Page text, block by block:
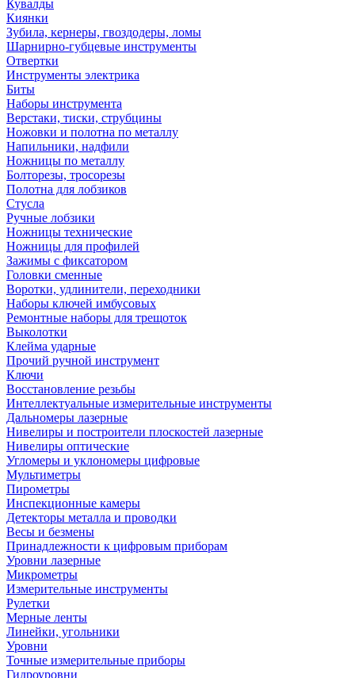
Кувалды
Киянки
Зубила, кернеры, гвоздодеры, ломы
Шарнирно-губцевые инструменты
Отвертки
Инструменты электрика
Биты
Наборы инструмента
Верстаки, тиски, струбцины
Ножовки и полотна по металлу
Напильники, надфили
Ножницы по металлу
Болторезы, тросорезы
Полотна для лобзиков
Стусла
Ручные лобзики
Ножницы технические
Ножницы для профилей
Зажимы с фиксатором
Головки сменные
Воротки, удлинители, переходники
Наборы ключей имбусовых
Ремонтные наборы для трещоток
Выколотки
Клейма ударные
Прочий ручной инструмент
Ключи
Восстановление резьбы
Интеллектуальные измерительные инструменты
Дальномеры лазерные
Нивелиры и построители плоскостей лазерные
Нивелиры оптические
Угломеры и уклономеры цифровые
Мультиметры
Пирометры
Инспекционные камеры
Детекторы металла и проводки
Весы и безмены
Принадлежности к цифровым приборам
Уровни лазерные
Микрометры
Измерительные инструменты
Рулетки
Мерные ленты
Линейки, угольники
Уровни
Точные измерительные приборы
Гидроуровни